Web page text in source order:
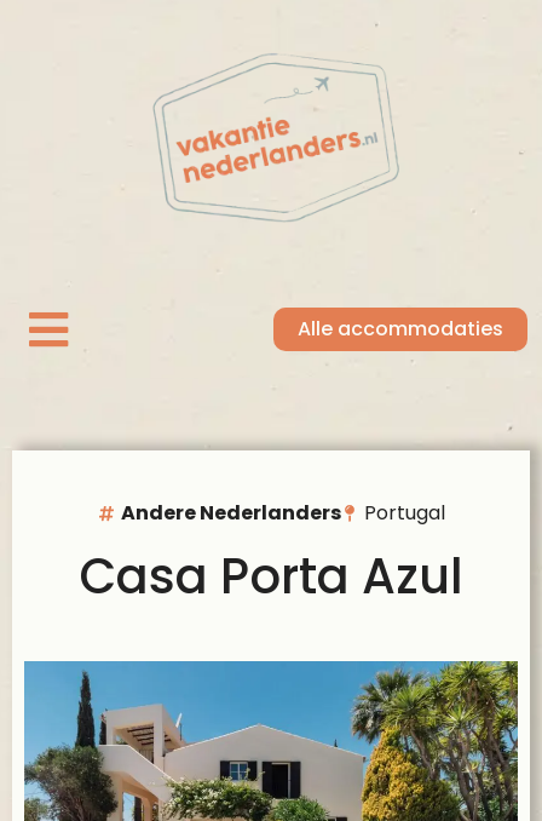
Alle accommodaties
Andere Nederlanders Portugal
Casa Porta Azul